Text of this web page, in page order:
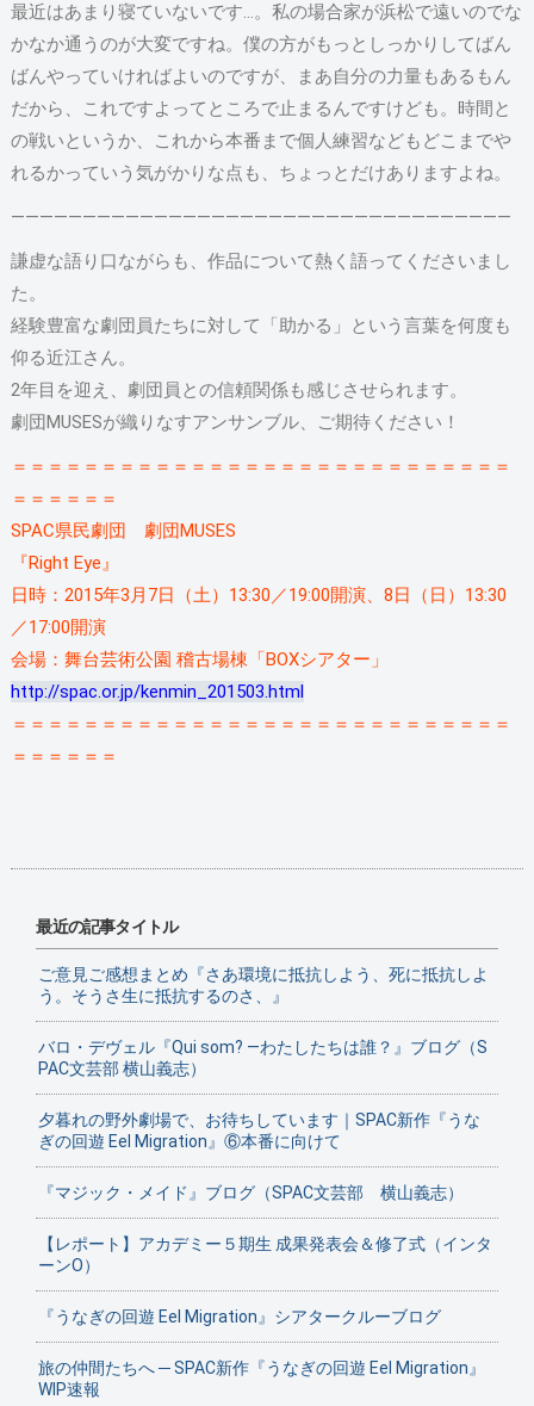
最近はあまり寝ていないです…。私の場合家が浜松で遠いのでな
かなか通うのが大変ですね。僕の方がもっとしっかりしてばん
ばんやっていければよいのですが、まあ自分の力量もあるもん
だから、これですよってところで止まるんですけども。時間と
の戦いというか、これから本番まで個人練習などもどこまでや
れるかっていう気がかりな点も、ちょっとだけありますよね。
―――――――――――――――――――――――――――――――――――
謙虚な語り口ながらも、作品について熱く語ってくださいまし
た。
経験豊富な劇団員たちに対して「助かる」という言葉を何度も
仰る近江さん。
2年目を迎え、劇団員との信頼関係も感じさせられます。
劇団MUSESが織りなすアンサンブル、ご期待ください！
＝＝＝＝＝＝＝＝＝＝＝＝＝＝＝＝＝＝＝＝＝＝＝＝＝＝＝＝
＝＝＝＝＝＝
SPAC県民劇団 劇団MUSES
『Right Eye』
日時：2015年3月7日（土）13:30／19:00開演、8日（日）13:30
／17:00開演
会場：舞台芸術公園 稽古場棟「BOXシアター」
http://spac.or.jp/kenmin_201503.html
＝＝＝＝＝＝＝＝＝＝＝＝＝＝＝＝＝＝＝＝＝＝＝＝＝＝＝＝
＝＝＝＝＝＝
最近の記事タイトル
ご意見ご感想まとめ『さあ環境に抵抗しよう、死に抵抗しよ
う。そうさ生に抵抗するのさ、』
バロ・デヴェル『Qui som? ―わたしたちは誰？』ブログ（S
PAC文芸部 横山義志）
夕暮れの野外劇場で、お待ちしています｜SPAC新作『うな
ぎの回遊 Eel Migration』⑥本番に向けて
『マジック・メイド』ブログ（SPAC文芸部 横山義志）
【レポート】アカデミー５期生 成果発表会＆修了式（インタ
ーンO）
『うなぎの回遊 Eel Migration』シアタークルーブログ
旅の仲間たちへ ─ SPAC新作『うなぎの回遊 Eel Migration』
WIP速報